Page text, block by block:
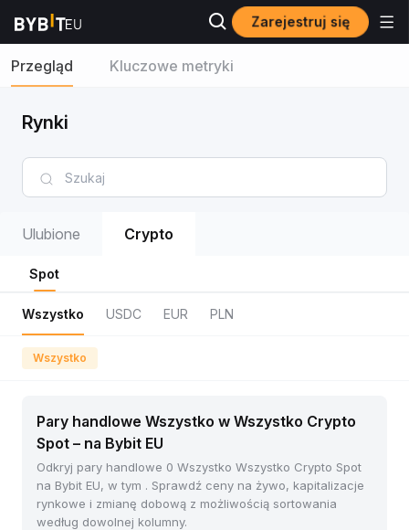
Zarejestruj się
Przegląd Kluczowe metryki
Rynki
Ulubione Crypto
Spot
Wszystko USDC EUR PLN
Wszystko
Pary handlowe Wszystko w Wszystko Crypto
Spot – na Bybit EU
Odkryj pary handlowe 0 Wszystko Wszystko Crypto Spot
na Bybit EU, w tym . Sprawdź ceny na żywo, kapitalizacje
rynkowe i zmianę dobową z możliwością sortowania
według dowolnej kolumny.